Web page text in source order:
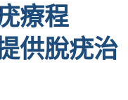
療程
供脫疣治